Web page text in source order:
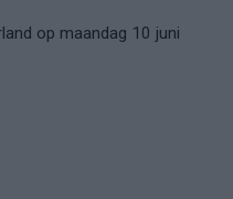
op maandag 10 juni